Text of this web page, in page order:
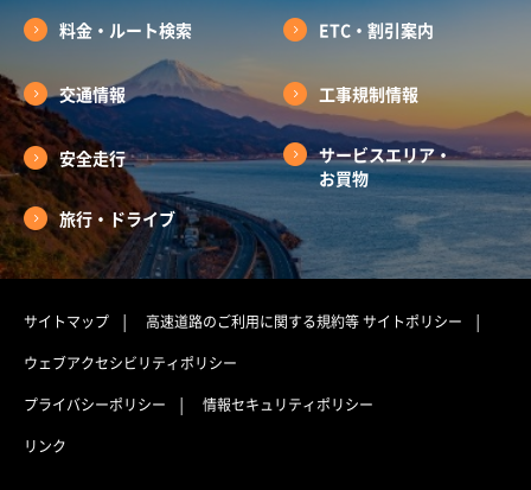
料金・ルート検索 ETC・割引案内
交通情報 工事規制情報
安全走行
サービスエリア・
お買物
旅行・ドライブ
サイトマップ 高速道路のご利用に関する規約等サイトポリシー
ウェブアクセシビリティポリシー
プライバシーポリシー
情報セキュリティポリシー
リンク